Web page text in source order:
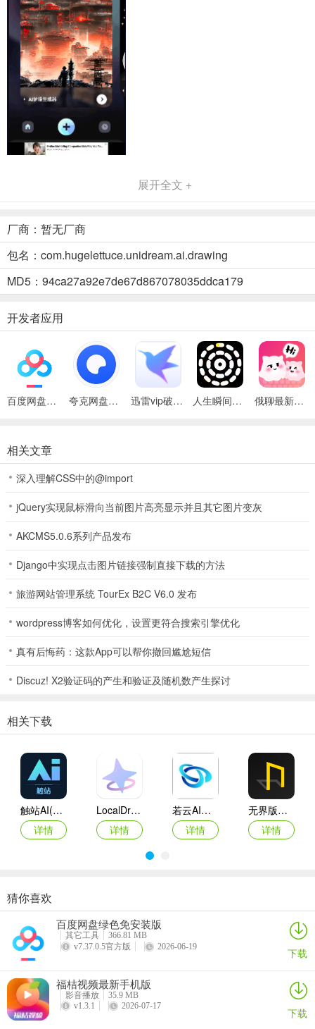
得图片就会越觉有色彩性，快来体验吧！
如果对图片不满意恶可以多试几次哦，总会抽到让您满意的图像哦！
平台优势
- 我们预置了数十套艺术风格，无论您是想看到一张洛可可风格的油
画，还是毕加索的立体主义，还是各种现代流行风格，甚至是小孩子
的涂鸦，Ai都能迅速满足您的想法；
- 对于专业用户，输入文字时搭配艺术家的名字或者风格描述，可以
更灵活地生成您个人的风格；
unidream ai绘画软件特色
【发挥你的想象】
火爆AI智能作画引领黑科技
独一无二，专属画作
【发挥你的想象】
激发创意灵感秒变现实！
操作简单 快速出图
【异次元头像】
开启次元新世界的大门
【艺术画廊】
轻松打造艺术家风格大作
视觉享受，艺术震撼
展开全文 +
厂商：暂无厂商
包名：com.hugelettuce.unidream.ai.drawing
MD5：94ca27a92e7de67d867078035ddca179
开发者应用
百度网盘绿色免安装Pc电脑版 夸克网盘官方正式版 迅雷vip破解版永久会员2024版 人生瞬间最新手机版 俄聊最新手机版
相关文章
深入理解CSS中的@import
jQuery实现鼠标滑向当前图片高亮显示并且其它图片变灰
AKCMS5.0.6系列产品发布
Django中实现点击图片链接强制直接下载的方法
旅游网站管理系统 TourEx B2C V6.0 发布
wordpress博客如何优化，设置更符合搜索引擎优化
真有后悔药：这款App可以帮你撤回尴尬短信
Discuz! X2验证码的产生和验证及随机数产生探讨
相关下载
触站AI(AI绘画平台)
详情
LocalDream(AI绘画软件)
详情
若云AI绘画
详情
无界版图ai绘画app
详情
触站AI绘画免费2024最新版
详情
AI绘画助手app手机版
详情
意间ai绘画官方版
无界版图ai绘画app
猜你喜欢
百度网盘绿色免安装版
其它工具
366.81 MB
v7.37.0.5官方版
2026-06-19 下载
福桔视频最新手机版
影音播放
35.9 MB
v1.3.1
2026-07-17 下载